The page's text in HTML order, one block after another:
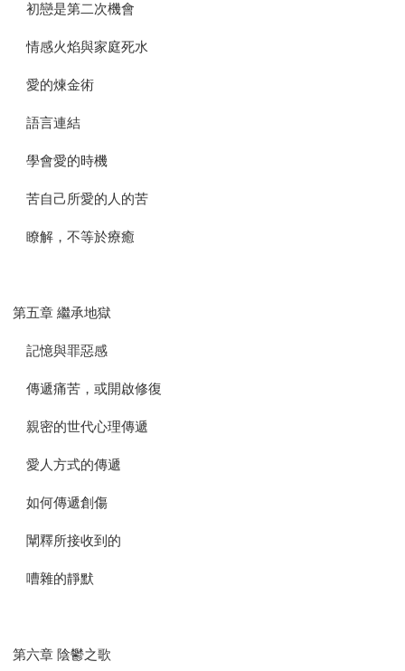
初戀是第二次機會
情感火焰與家庭死水
愛的煉金術
語言連結
學會愛的時機
苦自己所愛的人的苦
瞭解，不等於療癒
第五章 繼承地獄
記憶與罪惡感
傳遞痛苦，或開啟修復
親密的世代心理傳遞
愛人方式的傳遞
如何傳遞創傷
闡釋所接收到的
嘈雜的靜默
第六章 陰鬱之歌